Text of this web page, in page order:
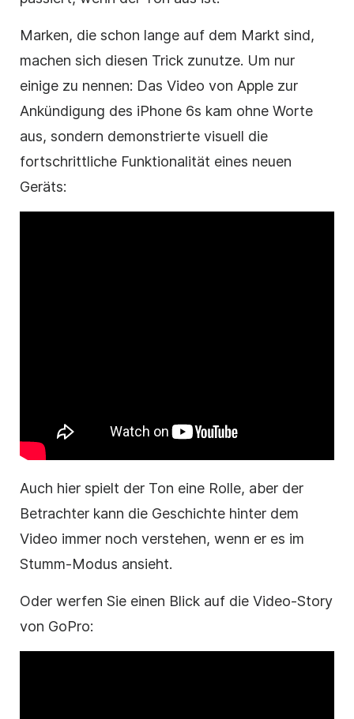
Marken, die schon lange auf dem Markt sind,
machen sich diesen Trick zunutze. Um nur
einige zu nennen: Das Video von Apple zur
Ankündigung des iPhone 6s kam ohne Worte
aus, sondern demonstrierte visuell die
fortschrittliche Funktionalität eines neuen
Geräts:
Auch hier spielt der Ton eine Rolle, aber der
Betrachter kann die Geschichte hinter dem
Video immer noch verstehen, wenn er es im
Stumm-Modus ansieht.
Oder werfen Sie einen Blick auf die Video-Story
von GoPro: